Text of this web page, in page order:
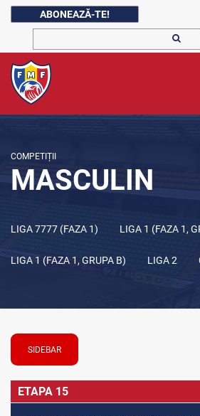
ABONEAZĂ-TE!
COMPETIȚII
MASCULIN
LIGA 7777 (FAZA 1) LIGA 1 (FAZA 1,
LIGA 1 (FAZA 1, GRUPA B) LIGA 2
SIDEBAR
ETAPA 15